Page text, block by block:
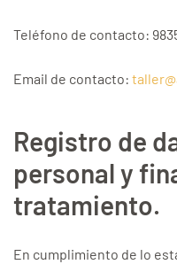
Teléfono de contacto:
Email de contacto:
Registro de
personal y
tratamiento.
En cumplimiento de lo